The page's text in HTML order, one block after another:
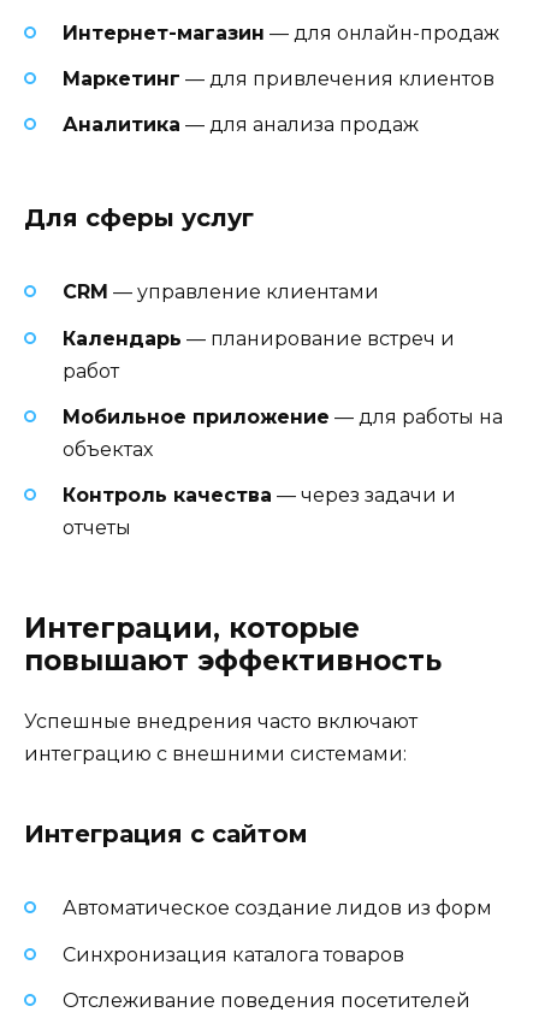
Интернет-магазин — для онлайн-продаж
Маркетинг — для привлечения клиентов
Аналитика — для анализа продаж
Для сферы услуг
CRM — управление клиентами
Календарь — планирование встреч и
работ
Мобильное приложение — для работы на
объектах
Контроль качества — через задачи и
отчеты
Интеграции, которые
повышают эффективность
Успешные внедрения часто включают
интеграцию с внешними системами:
Интеграция с сайтом
Автоматическое создание лидов из форм
Синхронизация каталога товаров
Отслеживание поведения посетителей